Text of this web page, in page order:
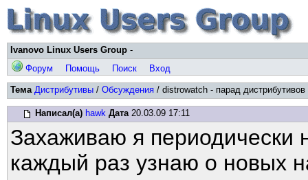
Ivanovo Linux Users Group -
Форум
Помощь Поиск Вход
Тема Дистрибутивы / Обсуждения / distrowatch - парад дистрибутивов
Написал(а) hawk Дата20.03.09 17:11
Захаживаю я периодически
каждый раз узнаю о новых